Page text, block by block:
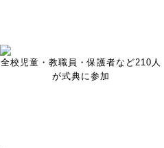
全校児童・教職員・保護者など210人
が式典に参加